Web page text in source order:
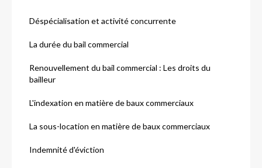
Déspécialisation et activité concurrente
La durée du bail commercial
Renouvellement du bail commercial : Les droits du
bailleur
L'indexation en matière de baux commerciaux
La sous-location en matière de baux commerciaux
Indemnité d'éviction